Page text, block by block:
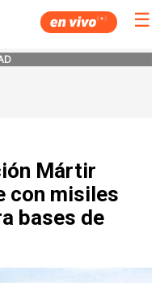
☰
Mártir
con misiles
bases de